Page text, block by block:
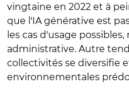
vingtaine en 2022 et à
que l'IA générative est
les cas d'usage
administrative. Autre
collectivités se diversifie
environnementales